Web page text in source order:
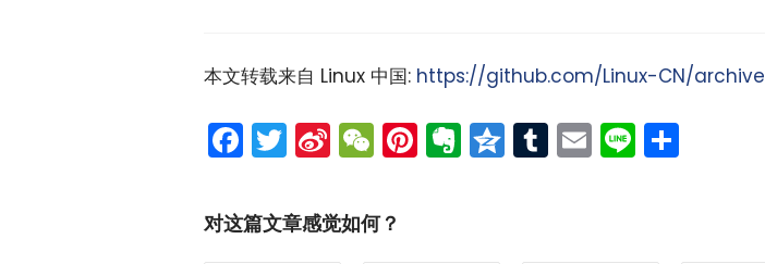
本文转载来自 Linux 中国: https://github.com/Linux-CN/archive
Facebook
Twitter
Sina
Weibo
WeChat
Pinterest
Evernote
Qzone
Tumblr
Email
Line
对这篇文章感觉如何？